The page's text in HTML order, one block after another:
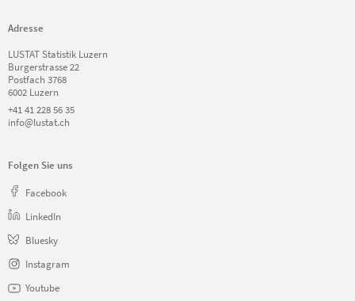
Adresse
LUSTAT Statistik Luzern
Burgerstrasse 22
Postfach 3768
6002 Luzern
+41 41 228 56 35
info@lustat.ch
Folgen Sie uns
Facebook
LinkedIn
Bluesky
Instagram
Youtube